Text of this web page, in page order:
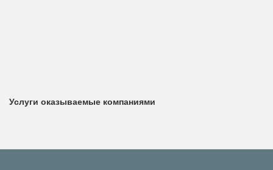
Услуги оказываемые компаниями